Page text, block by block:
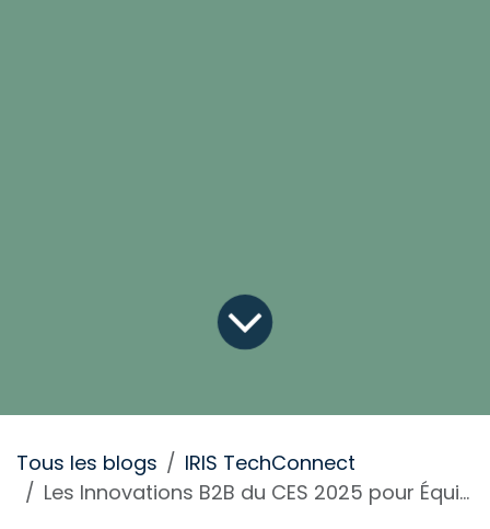
Tous les blogs
IRIS TechConnect
Les Innovations B2B du CES 2025 pour Équiper les Bureaux d'Entreprise